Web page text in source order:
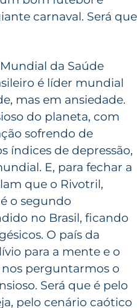
carnaval. Será que
da Saúde
é líder mundial
mas em ansiedade.
do planeta, com
sofrendo de
índices de depressão,
E, para fechar a
que o Rivotril,
o segundo
no Brasil, ficando
O país da
para a mente e o
nos perguntarmos o
Será que é pelo
pelo cenário caótico